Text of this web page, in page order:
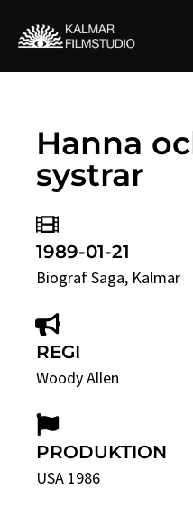
Hanna
systrar
1989-01-21
Biograf Saga, Kalmar
REGI
Woody Allen
PRODUKTION
USA 1986